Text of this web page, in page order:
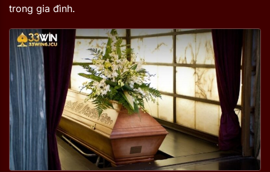
trong gia đình.